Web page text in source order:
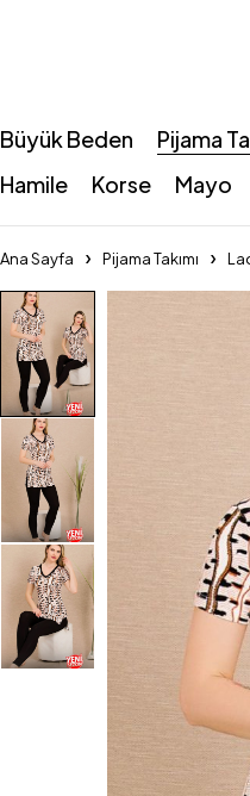
Büyük Beden Pijama
Hamile
Korse Mayo
Ana Sayfa Pijama Takımı